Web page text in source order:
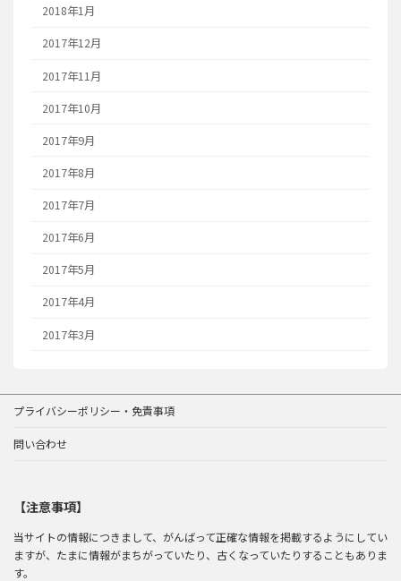
2018年1月
2017年12月
2017年11月
2017年10月
2017年9月
2017年8月
2017年7月
2017年6月
2017年5月
2017年4月
2017年3月
プライバシーポリシー・免責事項
問い合わせ
【注意事項】
当サイトの情報につきまして、がんばって正確な情報を掲載するようにしてい
ますが、たまに情報がまちがっていたり、古くなっていたりすることもありま
す。